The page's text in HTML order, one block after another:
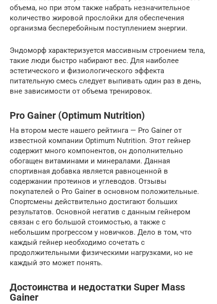
объема, но при этом также набрать незначительное
количество жировой прослойки для обеспечения
организма бесперебойным поступлением энергии.
Эндоморф характеризуется массивным строением тела,
такие люди быстро набирают вес. Для наиболее
эстетического и физиологического эффекта
питательную смесь следует выпивать один раз в день,
вне зависимости от объема тренировок.
Pro Gainer (Optimum Nutrition)
На втором месте нашего рейтинга — Pro Gainer от
известной компании Optimum Nutrition. Этот гейнер
содержит много компонентов, он дополнительно
обогащен витаминами и минералами. Данная
спортивная добавка является равноценной в
содержании протеинов и углеводов. Отзывы
покупателей о Pro Gainer в основном положительные.
Спортсмены действительно достигают больших
результатов. Основной негатив с данным гейнером
связан с его большой стоимостью, а также с
небольшим прогрессом у новичков. Дело в том, что
каждый гейнер необходимо сочетать с
продолжительными физическими нагрузками, но не
каждый это может понять.
Достоинства и недостатки Super Mass
Gainer